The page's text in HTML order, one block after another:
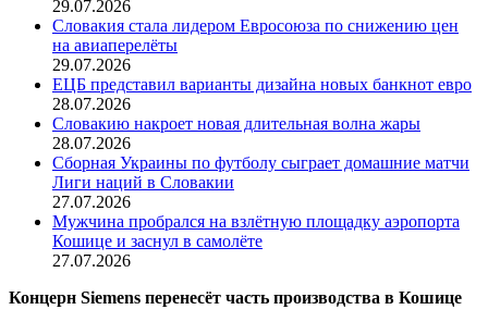
29.07.2026
Словакия стала лидером Евросоюза по снижению цен
на авиаперелёты
29.07.2026
ЕЦБ представил варианты дизайна новых банкнот евро
28.07.2026
Словакию накроет новая длительная волна жары
28.07.2026
Сборная Украины по футболу сыграет домашние матчи
Лиги наций в Словакии
27.07.2026
Мужчина пробрался на взлётную площадку аэропорта
Кошице и заснул в самолёте
27.07.2026
Концерн Siemens перенесёт часть производства в Кошице